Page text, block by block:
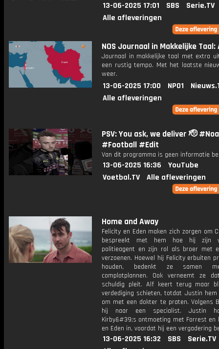
13-06-2025 17:01 SBS
Serie.TV
Alle afleveringen
NOS Journaal in Makkelijke Taal:
Journaal in makkelijke taal met extra
een rustig tempo. Met het laatste
weer.
13-06-2025 17:00 NPO1
Alle afleveringen
PSV: You ask, we deliver 🫡
#Football #Edit
Van dit programma is geen informatie
13-06-2025 16:36
YouTube
Voetbal.TV
Alle afleveringen
Home and Away
Felicity en Eden maken zich zorgen om
bespreekt met hem hoe hij zijn
politieagent en zijn rol als broer met
verzoenen. Hoewel hij Felicity erbuiten
houden, bedenkt ze samen
complotplannen. Ook verneemt ze
schuldig pleit. Alf keert terug maar
verdediging schieten, totdat Justin hem
om met een dokter te praten. Volgens
hij naar een specialist. Justin
Kirby&#39;s ontmoeting met Forrest en
en Eden in, voordat hij een vergadering
13-06-2025 16:32 SBS
Serie.TV